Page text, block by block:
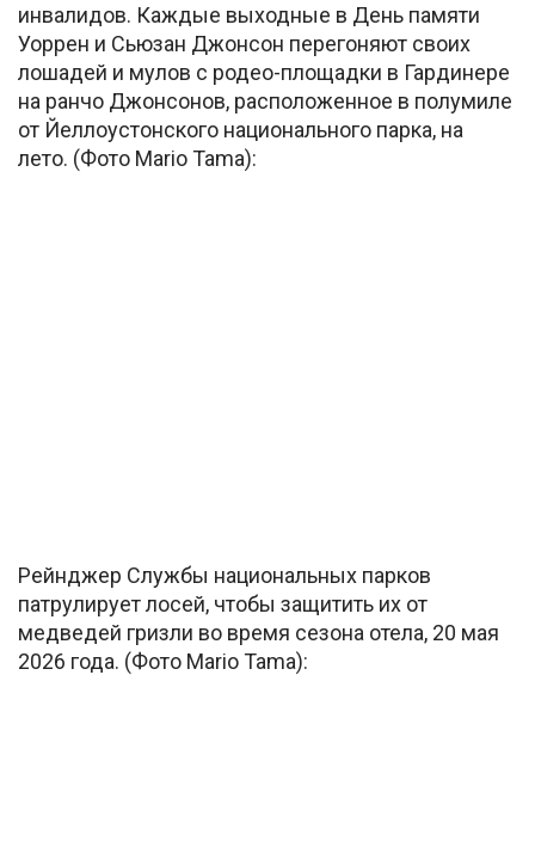
инвалидов. Каждые выходные в День памяти
Уоррен и Сьюзан Джонсон перегоняют своих
лошадей и мулов с родео-площадки в Гардинере
на ранчо Джонсонов, расположенное в полумиле
от Йеллоустонского национального парка, на
лето. (Фото Mario Tama):
Рейнджер Службы национальных парков
патрулирует лосей, чтобы защитить их от
медведей гризли во время сезона отела, 20 мая
2026 года. (Фото Mario Tama):